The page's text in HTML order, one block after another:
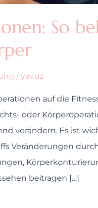
So
/yavuz
auf die
oder
verändern. Es ist
Veränderungen
beitragen […]